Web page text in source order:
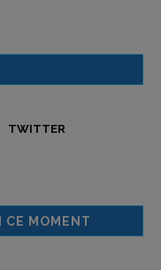
TWITTER
CE MOMENT